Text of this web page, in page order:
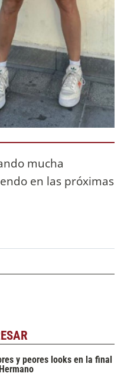
mucha
en las próximas
y peores looks en la final